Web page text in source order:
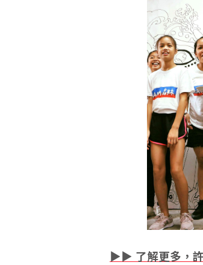
▶▶ 了解更多，